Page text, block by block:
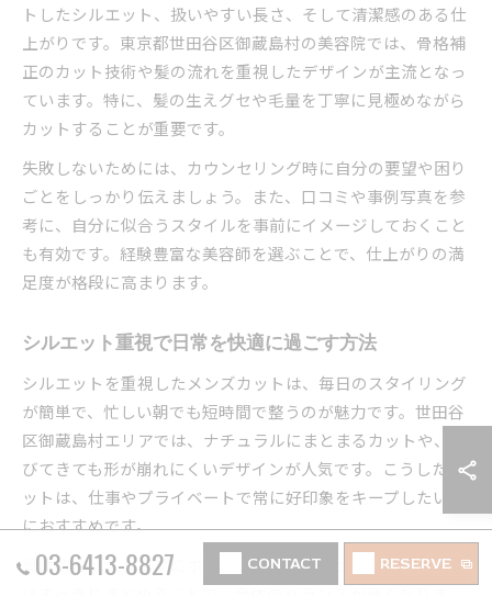
トしたシルエット、扱いやすい長さ、そして清潔感のある仕
上がりです。東京都世田谷区御蔵島村の美容院では、骨格補
正のカット技術や髪の流れを重視したデザインが主流となっ
ています。特に、髪の生えグセや毛量を丁寧に見極めながら
カットすることが重要です。
失敗しないためには、カウンセリング時に自分の要望や困り
ごとをしっかり伝えましょう。また、口コミや事例写真を参
考に、自分に似合うスタイルを事前にイメージしておくこと
も有効です。経験豊富な美容師を選ぶことで、仕上がりの満
足度が格段に高まります。
シルエット重視で日常を快適に過ごす方法
シルエットを重視したメンズカットは、毎日のスタイリング
が簡単で、忙しい朝でも短時間で整うのが魅力です。世田谷
区御蔵島村エリアでは、ナチュラルにまとまるカットや、伸
びてきても形が崩れにくいデザインが人気です。こうしたカ
ットは、仕事やプライベートで常に好印象をキープしたい方
におすすめです。
具体的には、トップにボリュームを出しつつ、サイドや襟足
03-6413-8827 CONTACT RESERVE